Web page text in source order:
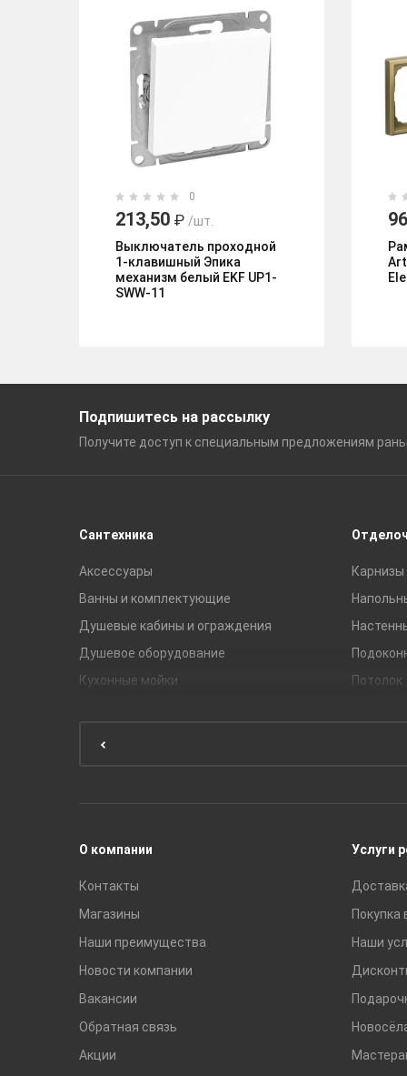
0
213,50 ₽ /шт.
Выключатель проходной
1-клавишный Эпика
механизм белый EKF UP1-
SWW-11
Подпишитесь на рассылку
Получите доступ к специальным предложениям
Сантехника
Аксессуары
Ванны и комплектующие
Душевые кабины и ограждения
Душевое оборудование
Кухонные мойки
Потолок
О компании
Контакты
Магазины
Наши преимущества
Новости компании
Вакансии
Обратная связь
Акции
Услуги
Покупка
Наши